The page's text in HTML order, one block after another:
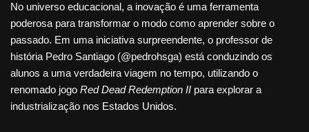
No universo educacional, a inovação é uma ferramenta
poderosa para transformar o modo como aprender sobre o
passado. Em uma iniciativa surpreendente, o professor de
história Pedro Santiago (@pedrohsga) está conduzindo os
alunos a uma verdadeira viagem no tempo, utilizando o
renomado jogo Red Dead Redemption II para explorar a
industrialização nos Estados Unidos.